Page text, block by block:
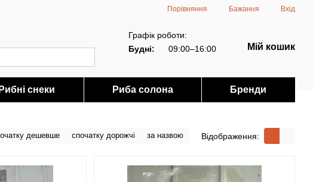
Порівняння Бажання Вхід
Графік роботи:
Будні:
09:00–16:00 Мій кошик
Рибні снеки Риба солона Бренди
дешевше спочатку дорожчі за назвою Відображення: